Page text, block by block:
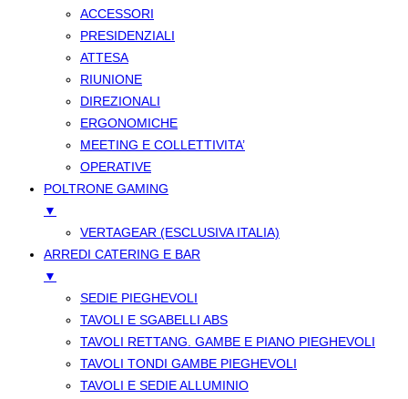
ACCESSORI
PRESIDENZIALI
ATTESA
RIUNIONE
DIREZIONALI
ERGONOMICHE
MEETING E COLLETTIVITA’
OPERATIVE
POLTRONE GAMING
▼
VERTAGEAR (ESCLUSIVA ITALIA)
ARREDI CATERING E BAR
▼
SEDIE PIEGHEVOLI
TAVOLI E SGABELLI ABS
TAVOLI RETTANG. GAMBE E PIANO PIEGHEVOLI
TAVOLI TONDI GAMBE PIEGHEVOLI
TAVOLI E SEDIE ALLUMINIO